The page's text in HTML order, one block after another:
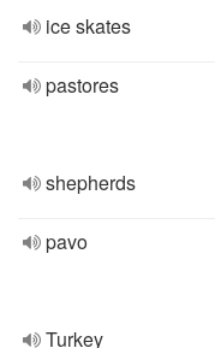
ice skates
pastores
shepherds
pavo
Turkey